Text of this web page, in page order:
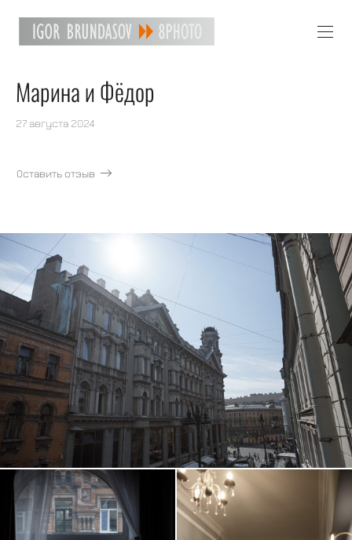
Марина и Фёдор
27 августа 2024
Оставить отзыв